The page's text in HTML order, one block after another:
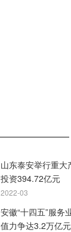
山东泰安举行重
投资394.72亿元
2022-03
安徽“十四五”服务
值力争达3.2万亿元